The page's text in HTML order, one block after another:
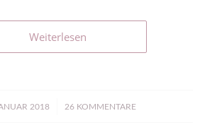
Weiterlesen
2018
/ 26 KOMMENTARE